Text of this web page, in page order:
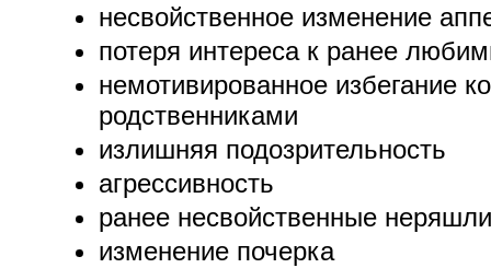
несвойственное изменение
потеря интереса к ранее
немотивированное избегание
родственниками
излишняя подозрительность
агрессивность
ранее несвойственные
изменение почерка